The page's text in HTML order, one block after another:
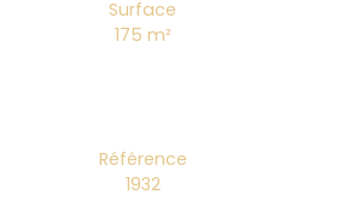
Surface
175 m²
Référence
1932